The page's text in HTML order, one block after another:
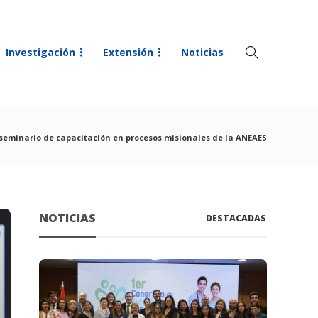
Investigación Extensión Noticias
de capacitación en procesos misionales de la ANEAES
NOTICIAS DESTACADAS